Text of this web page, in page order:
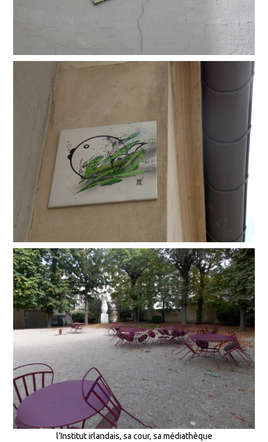
l’Institut irlandais, sa cour, sa médiathèque